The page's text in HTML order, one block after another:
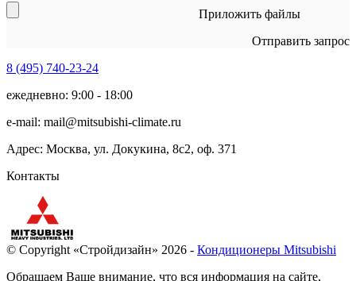
Приложить файлы
Отправить запрос
8 (495) 740-23-24
ежедневно: 9:00 - 18:00
e-mail: mail@mitsubishi-climate.ru
Адрес: Москва, ул. Докукина, 8с2, оф. 371
Контакты
© Copyright «Стройдизайн» 2026 - Кондиционеры Mitsubishi
Обращаем Ваше внимание, что вся информация на сайте,